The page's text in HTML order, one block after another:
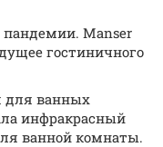
пандемии. Manser
гостиничного
для ванных
инфракрасный
ванной комнаты.